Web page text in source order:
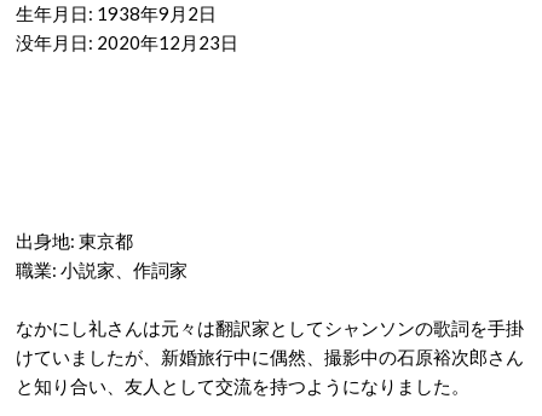
生年月日: 1938年9月2日
没年月日: 2020年12月23日
出身地: 東京都
職業: 小説家、作詞家
なかにし礼さんは元々は翻訳家としてシャンソンの歌詞を手掛
けていましたが、新婚旅行中に偶然、撮影中の石原裕次郎さん
と知り合い、友人として交流を持つようになりました。